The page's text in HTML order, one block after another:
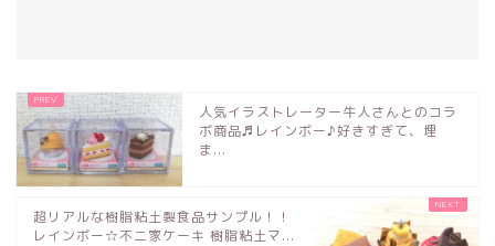
人気イラストレーター牛人さんとのコラ
ボ商品♬レインボー♪好きすぎて、埋
ま...
超リアルな樹脂粘土製食品サンプル！！
レインボー☆不二家ケーキ 樹脂粘土マ...